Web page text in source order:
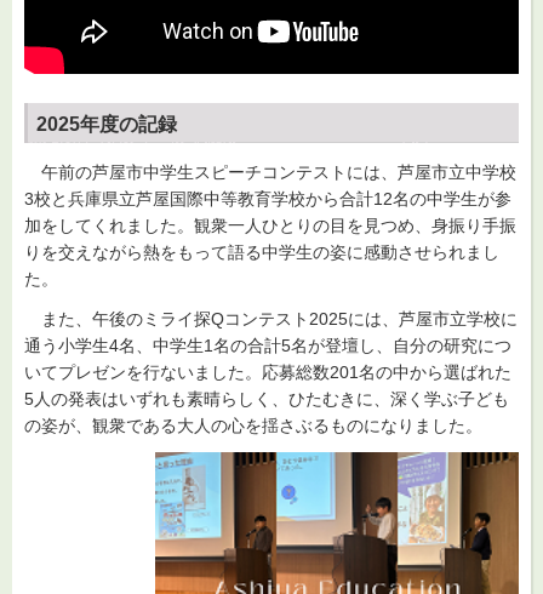
2025年度の記録
午前の芦屋市中学生スピーチコンテストには、芦屋市立中学校
3校と兵庫県立芦屋国際中等教育学校から合計12名の中学生が参
加をしてくれました。観衆一人ひとりの目を見つめ、身振り手振
りを交えながら熱をもって語る中学生の姿に感動させられまし
た。
また、午後のミライ探Qコンテスト2025には、芦屋市立学校に
通う小学生4名、中学生1名の合計5名が登壇し、自分の研究につ
いてプレゼンを行ないました。応募総数201名の中から選ばれた
5人の発表はいずれも素晴らしく、ひたむきに、深く学ぶ子ども
の姿が、観衆である大人の心を揺さぶるものになりました。